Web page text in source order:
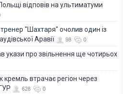
відповів на ультиматуми
"Шахтаря" очолив один із
Аравії
98 0
укази про звільнення ще чотирьох
кремль втрачає регіон через
628 0